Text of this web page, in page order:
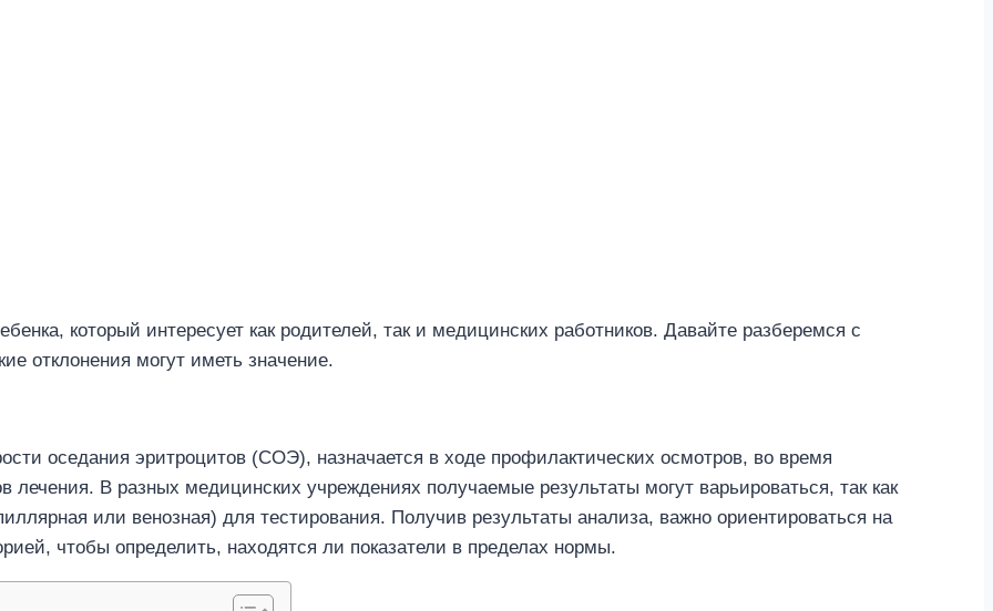
который интересует как родителей, так и медицинских работников. Давайте разберемся с
отклонения могут иметь значение.
оседания эритроцитов (СОЭ), назначается в ходе профилактических осмотров, во время
лечения. В разных медицинских учреждениях получаемые результаты могут варьироваться, так как
или венозная) для тестирования. Получив результаты анализа, важно ориентироваться на
чтобы определить, находятся ли показатели в пределах нормы.